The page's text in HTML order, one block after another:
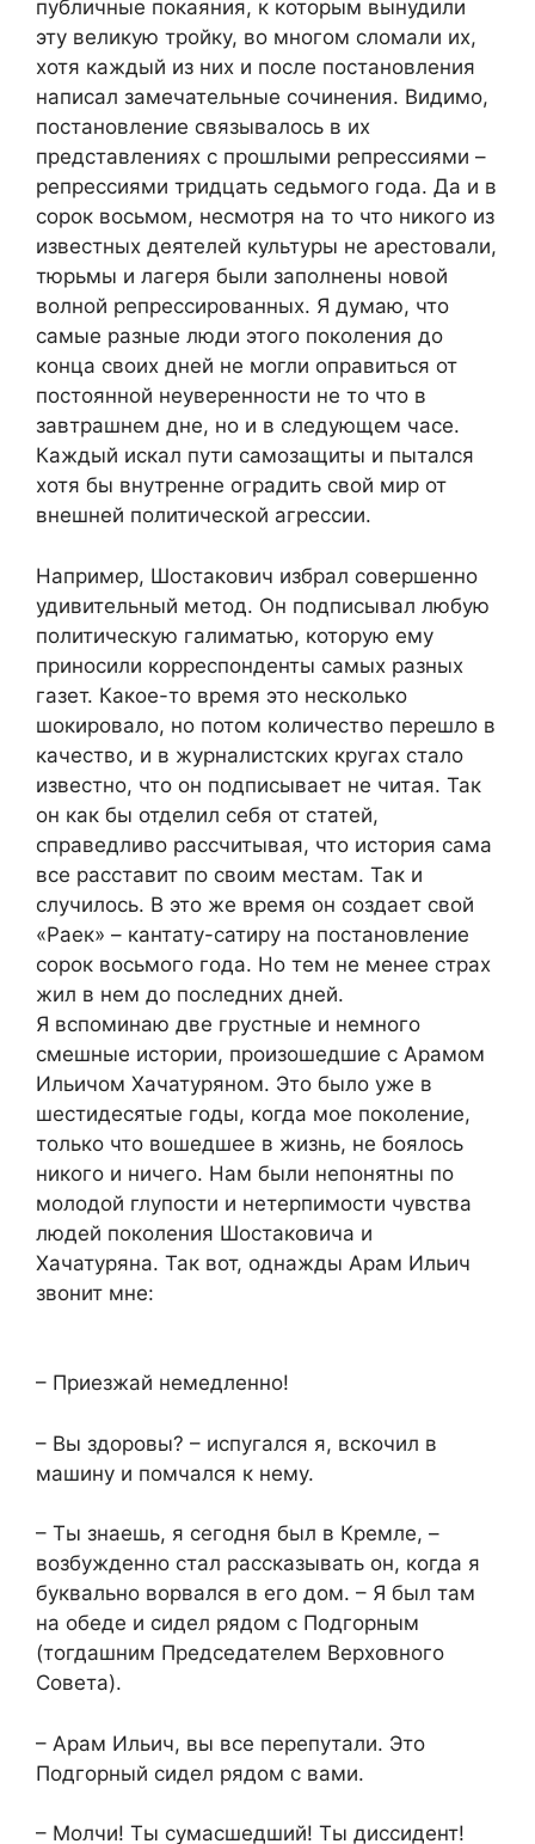
публичные покаяния, к которым вынудили
эту великую тройку, во многом сломали их,
хотя каждый из них и после постановления
написал замечательные сочинения. Видимо,
постановление связывалось в их
представлениях с прошлыми репрессиями –
репрессиями тридцать седьмого года. Да и в
сорок восьмом, несмотря на то что никого из
известных деятелей культуры не арестовали,
тюрьмы и лагеря были заполнены новой
волной репрессированных. Я думаю, что
самые разные люди этого поколения до
конца своих дней не могли оправиться от
постоянной неуверенности не то что в
завтрашнем дне, но и в следующем часе.
Каждый искал пути самозащиты и пытался
хотя бы внутренне оградить свой мир от
внешней политической агрессии.
Например, Шостакович избрал совершенно
удивительный метод. Он подписывал любую
политическую галиматью, которую ему
приносили корреспонденты самых разных
газет. Какое-то время это несколько
шокировало, но потом количество перешло в
качество, и в журналистских кругах стало
известно, что он подписывает не читая. Так
он как бы отделил себя от статей,
справедливо рассчитывая, что история сама
все расставит по своим местам. Так и
случилось. В это же время он создает свой
«Раек» – кантату-сатиру на постановление
сорок восьмого года. Но тем не менее страх
жил в нем до последних дней.
Я вспоминаю две грустные и немного
смешные истории, произошедшие с Арамом
Ильичом Хачатуряном. Это было уже в
шестидесятые годы, когда мое поколение,
только что вошедшее в жизнь, не боялось
никого и ничего. Нам были непонятны по
молодой глупости и нетерпимости чувства
людей поколения Шостаковича и
Хачатуряна. Так вот, однажды Арам Ильич
звонит мне:
– Приезжай немедленно!
– Вы здоровы? – испугался я, вскочил в
машину и помчался к нему.
– Ты знаешь, я сегодня был в Кремле, –
возбужденно стал рассказывать он, когда я
буквально ворвался в его дом. – Я был там
на обеде и сидел рядом с Подгорным
(тогдашним Председателем Верховного
Совета).
– Арам Ильич, вы все перепутали. Это
Подгорный сидел рядом с вами.
– Молчи! Ты сумасшедший! Ты диссидент!